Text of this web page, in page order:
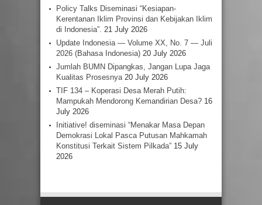
Policy Talks Diseminasi “Kesiapan-
Kerentanan Iklim Provinsi dan Kebijakan Iklim
di Indonesia”. 21 July 2026
Update Indonesia — Volume XX, No. 7 — Juli
2026 (Bahasa Indonesia) 20 July 2026
Jumlah BUMN Dipangkas, Jangan Lupa Jaga
Kualitas Prosesnya 20 July 2026
TIF 134 – Koperasi Desa Merah Putih:
Mampukah Mendorong Kemandirian Desa? 16
July 2026
Initiative! diseminasi “Menakar Masa Depan
Demokrasi Lokal Pasca Putusan Mahkamah
Konstitusi Terkait Sistem Pilkada” 15 July
2026